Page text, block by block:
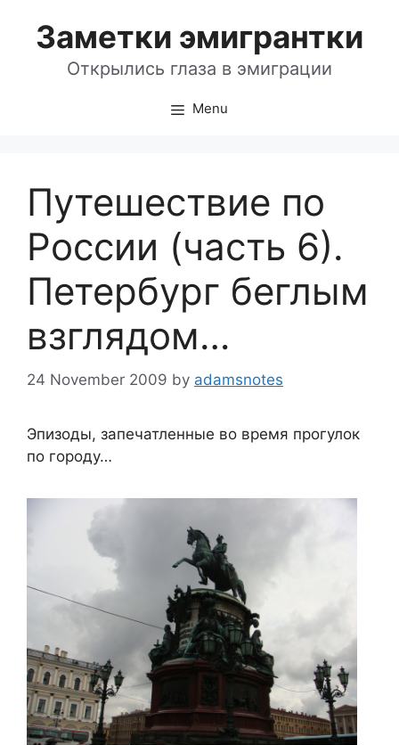
contentЗаметки эмигрантки
Открылись глаза в эмиграции
Menu
Путешествие по
России (часть 6).
Петербург беглым
взглядом…
24 November 2009 by adamsnotes
Эпизоды, запечатленные во время прогулок
по городу…